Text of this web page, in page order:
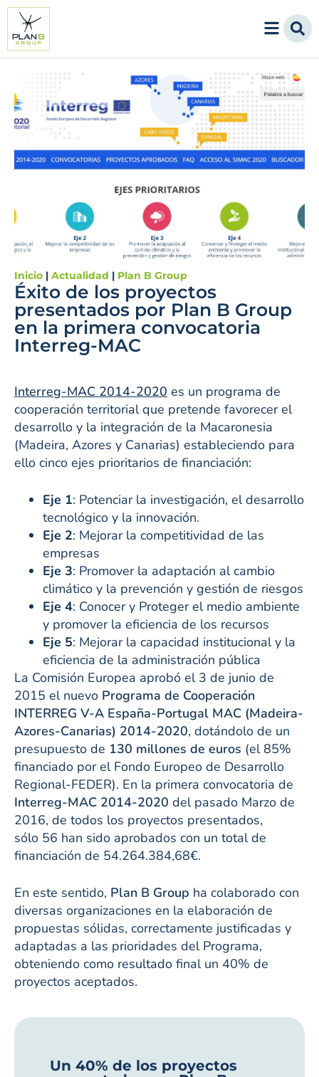
Inicio | Actualidad | Plan B Group
Éxito de los proyectos
presentados por Plan B Group
en la primera convocatoria
Interreg-MAC
Interreg-MAC 2014-2020 es un programa de
cooperación territorial que pretende favorecer el
desarrollo y la integración de la Macaronesia
(Madeira, Azores y Canarias) estableciendo para
ello cinco ejes prioritarios de financiación:
Eje 1: Potenciar la investigación, el desarrollo
tecnológico y la innovación.
Eje 2: Mejorar la competitividad de las
empresas
Eje 3: Promover la adaptación al cambio
climático y la prevención y gestión de riesgos
Eje 4: Conocer y Proteger el medio ambiente
y promover la eficiencia de los recursos
Eje 5: Mejorar la capacidad institucional y la
eficiencia de la administración pública
La Comisión Europea aprobó el 3 de junio de
2015 el nuevo Programa de Cooperación
INTERREG V-A España-Portugal MAC (Madeira-
Azores-Canarias) 2014-2020, dotándolo de un
presupuesto de 130 millones de euros (el 85%
financiado por el Fondo Europeo de Desarrollo
Regional-FEDER). En la primera convocatoria de
Interreg-MAC 2014-2020 del pasado Marzo de
2016, de todos los proyectos presentados,
sólo 56 han sido aprobados con un total de
financiación de 54.264.384,68€.
En este sentido, Plan B Group ha colaborado con
diversas organizaciones en la elaboración de
propuestas sólidas, correctamente justificadas y
adaptadas a las prioridades del Programa,
obteniendo como resultado final un 40% de
proyectos aceptados.
Un 40% de los proyectos